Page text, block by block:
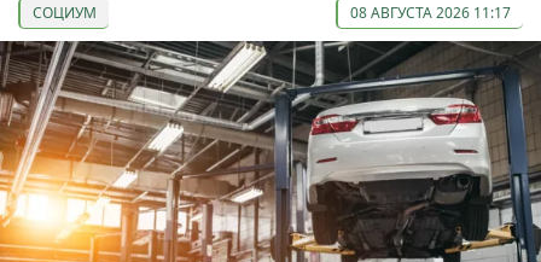
СОЦИУМ 08 АВГУСТА 2026 11:17